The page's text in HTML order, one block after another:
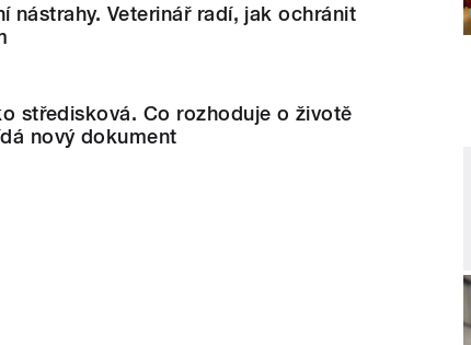
nástrahy. Veterinář radí, jak ochránit
středisková. Co rozhoduje o životě
nový dokument